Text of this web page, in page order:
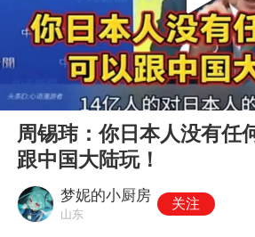
00:00
Play
周锡玮：你日本人没有任
跟中国大陆玩！
梦妮的小厨房
山东
关注